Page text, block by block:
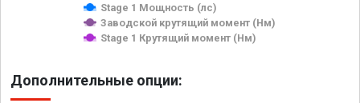
Stage 1 Мощность (лс)
Заводской крутящий момент (Нм)
Stage 1 Крутящий момент (Нм)
Дополнительные опции: